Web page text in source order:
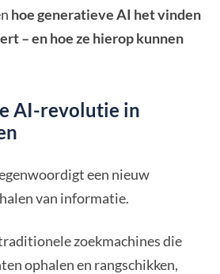
hoe generatieve AI het vinden
– en hoe ze hierop kunnen
AI-revolutie in
een nieuw
van informatie.
zoekmachines die
ophalen en rangschikken,